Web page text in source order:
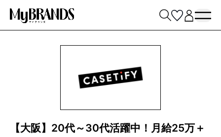
【大阪】20代～30代活躍中！月給25万＋